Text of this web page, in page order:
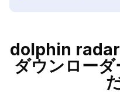
dolphin
ダウンローダ